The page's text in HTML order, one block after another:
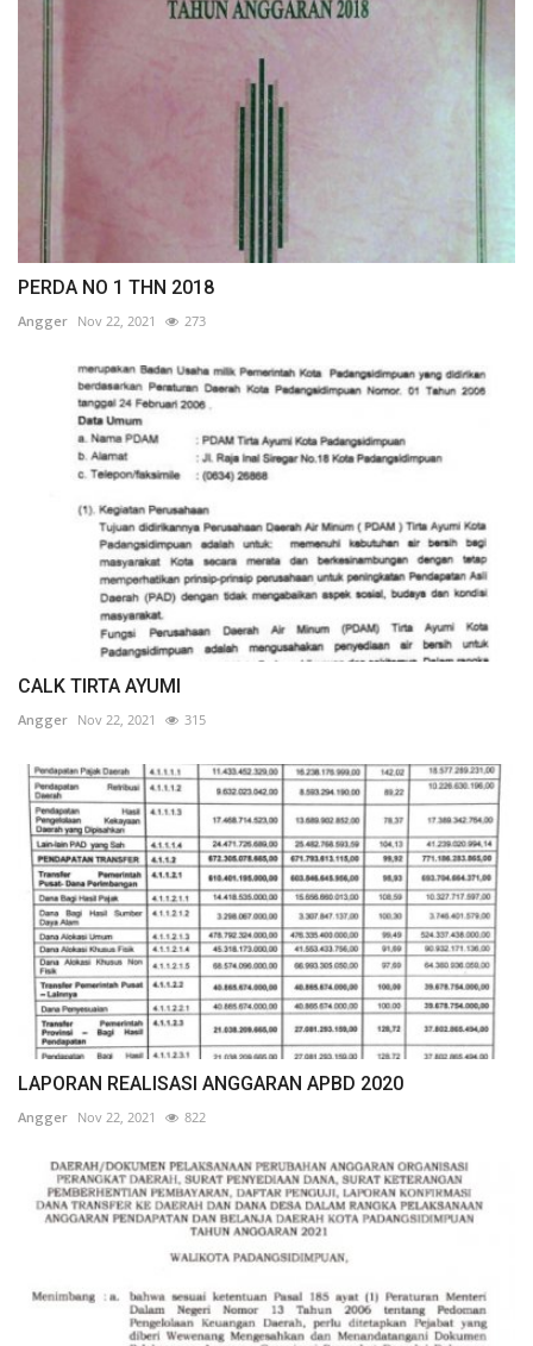
PERDA NO 1 THN 2018
Angger Nov 22, 2021 273
CALK TIRTA AYUMI
Angger Nov 22, 2021 315
LAPORAN REALISASI ANGGARAN APBD 2020
Angger Nov 22, 2021 822